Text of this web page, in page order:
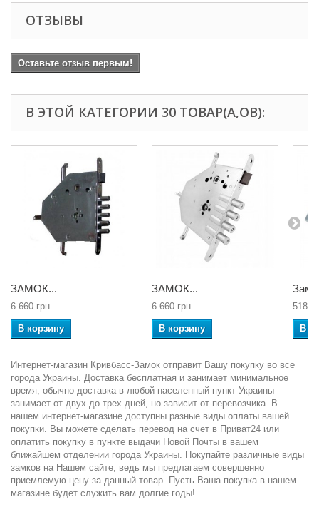
ОТЗЫВЫ
Оставьте отзыв первым!
В ЭТОЙ КАТЕГОРИИ 30 ТОВАР(А,ОВ):
ЗАМОК...
6 660 грн
В корзину
ЗАМОК...
6 660 грн
В корзину
518
В
Интернет-магазин Кривбасс-Замок отправит Вашу покупку во все
города Украины. Доставка бесплатная и занимает минимальное
время, обычно доставка в любой населенный пункт Украины
занимает от двух до трех дней, но зависит от перевозчика. В
нашем интернет-магазине доступны разные виды оплаты вашей
покупки. Вы можете сделать перевод на счет в Приват24 или
оплатить покупку в пункте выдачи Новой Почты в вашем
ближайшем отделении города Украины. Покупайте различные виды
замков на Нашем сайте, ведь мы предлагаем совершенно
приемлемую цену за данный товар. Пусть Ваша покупка в нашем
магазине будет служить вам долгие годы!